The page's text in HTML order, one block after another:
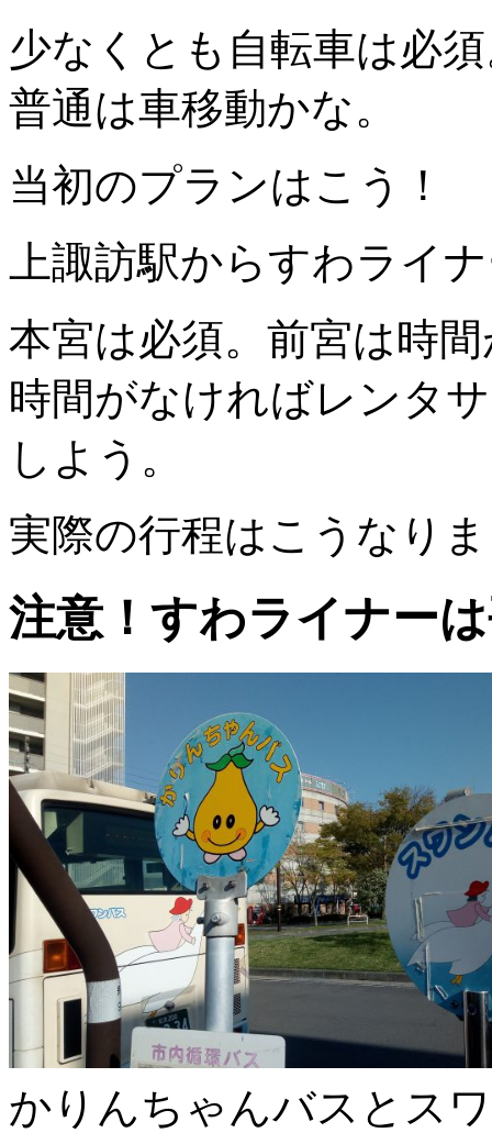
少なくとも自転車は必
普通は車移動かな。
当初のプランはこう！
上諏訪駅からすわライ
本宮は必須。前宮は時
時間がなければレンタ
しよう。
実際の行程はこうなり
注意！すわライナー
かりんちゃんバスとス